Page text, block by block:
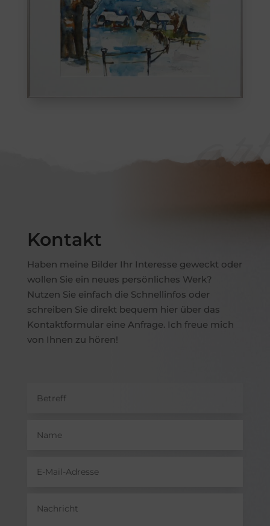
art
Kontakt
Haben meine Bilder Ihr Interesse geweckt oder
wollen Sie ein neues persönliches Werk?
Nutzen Sie einfach die Schnellinfos oder
schreiben Sie direkt bequem hier über das
Kontaktformular eine Anfrage. Ich freue mich
von Ihnen zu hören!